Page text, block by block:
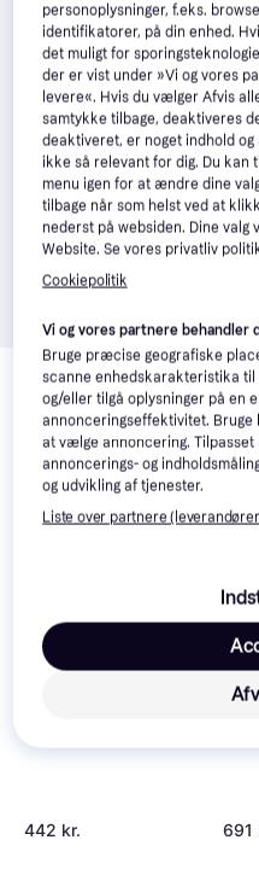
Relaterede
Se vores forslag til andre
interesser. Vis alle
-153 kr.
442 kr. 691
personoplysninger, f.eks.
identifikatorer, på din enhed.
det muligt for
der er vist under »Vi og vores
levere«. Hvis du vælger Afvis
samtykke tilbage, deaktiveres
deaktiveret, er noget indhold og
ikke så relevant for dig. Du kan
menu igen for at ændre dine
tilbage når som helst ved at
nederst på websiden. Dine valg
Website. Se vores privatliv
Cookiepolitik
Vi og vores partnere behandler
Bruge præcise geografiske
scanne enhedskarakteristika
og/eller tilgå oplysninger på en
annonceringseffektivitet. Bruge
at vælge annoncering. Tilpasset
annoncerings- og
og udvikling af tjenester.
Liste over partnere